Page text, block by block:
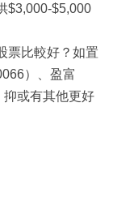
$3,000-$5,000
票比較好？如置
）、盈富
抑或有其他更好